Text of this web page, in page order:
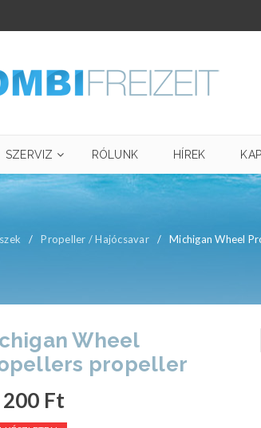
SZERVIZ RÓLUNK HÍREK
/ Propeller / Hajócsavar / Michigan Wheel
Wheel
propeller
Ft